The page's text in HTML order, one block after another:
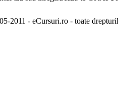
2011 - eCursuri.ro - toate